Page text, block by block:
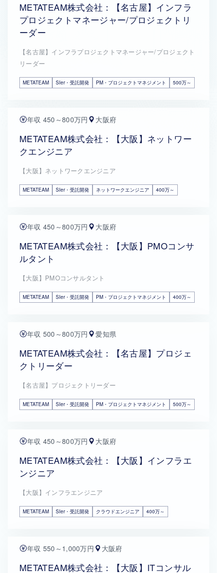
METATEAM株式会社：【名古屋】インフラ
プロジェクトマネージャー/プロジェクトリ
ーダー
【名古屋】インフラプロジェクトマネージャー/プロジェクト
リーダー
METATEAM SIer・受託開発 PM・プロジェクトマネジメント 500万～
年収 450～800万円 大阪府
METATEAM株式会社：【大阪】ネットワー
クエンジニア
【大阪】ネットワークエンジニア
METATEAM SIer・受託開発 ネットワークエンジニア 400万～
年収 450～800万円 大阪府
METATEAM株式会社：【大阪】PMOコンサ
ルタント
【大阪】PMOコンサルタント
METATEAM SIer・受託開発 PM・プロジェクトマネジメント 400万～
年収 500～800万円 愛知県
METATEAM株式会社：【名古屋】プロジェ
クトリーダー
【名古屋】プロジェクトリーダー
METATEAM SIer・受託開発 PM・プロジェクトマネジメント 500万～
年収 450～800万円 大阪府
METATEAM株式会社：【大阪】インフラエ
ンジニア
【大阪】インフラエンジニア
METATEAM SIer・受託開発 クラウドエンジニア 400万～
年収 550～1,000万円 大阪府
METATEAM株式会社：【大阪】ITコンサル